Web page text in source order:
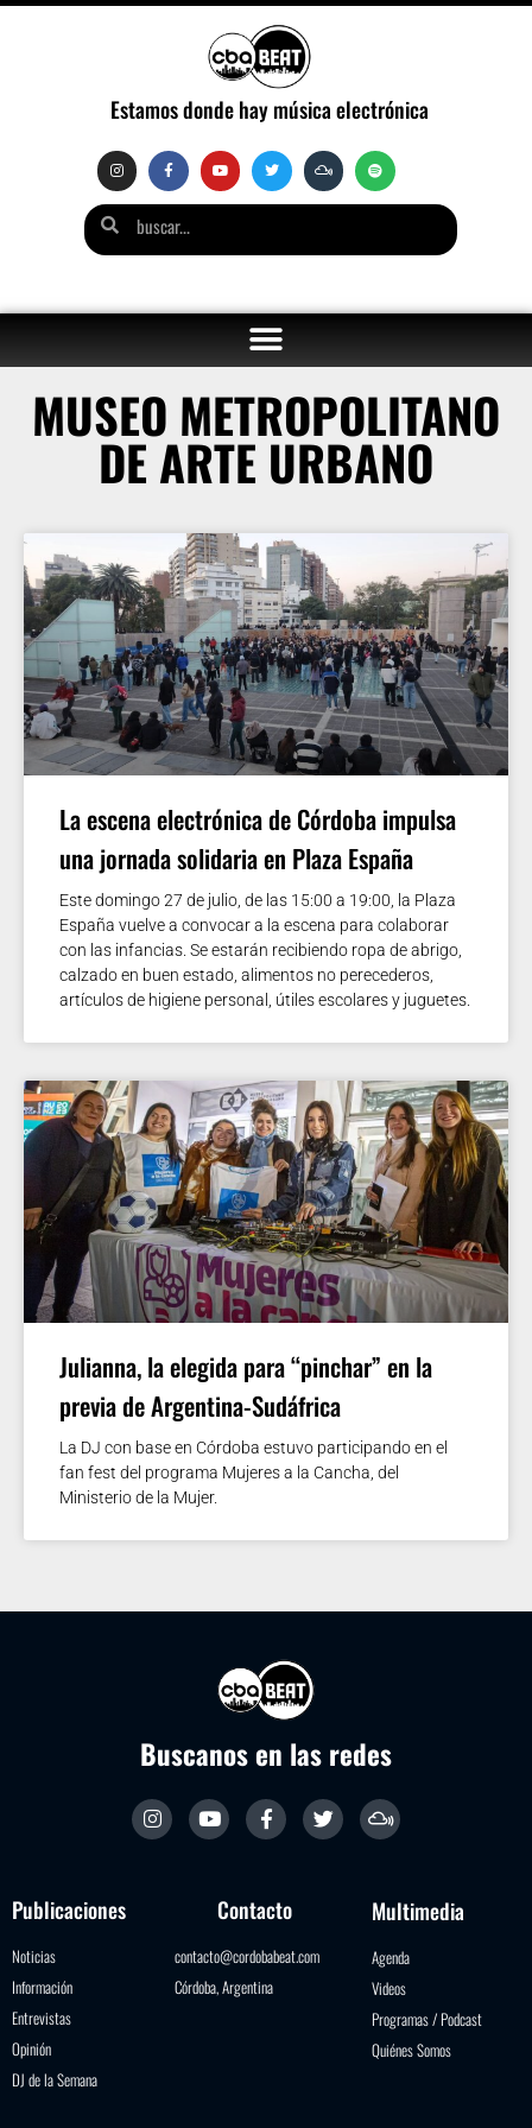
Estamos donde hay música electrónica
MUSEO METROPOLITANO
DE ARTE URBANO
La escena electrónica de Córdoba impulsa
una jornada solidaria en Plaza España
Este domingo 27 de julio, de las 15:00 a 19:00, la Plaza
España vuelve a convocar a la escena para colaborar
con las infancias. Se estarán recibiendo ropa de abrigo,
calzado en buen estado, alimentos no perecederos,
artículos de higiene personal, útiles escolares y juguetes.
Julianna, la elegida para “pinchar” en la
previa de Argentina-Sudáfrica
La DJ con base en Córdoba estuvo participando en el
fan fest del programa Mujeres a la Cancha, del
Ministerio de la Mujer.
Buscanos en las redes
Publicaciones
Noticias
Información
Entrevistas
Opinión
DJ de la Semana
Contacto
contacto@cordobabeat.com
Córdoba, Argentina
Multimedia
Agenda
Videos
Programas / Podcast
Quiénes Somos